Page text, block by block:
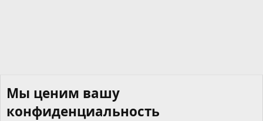
Мы ценим вашу
конфиденциальность